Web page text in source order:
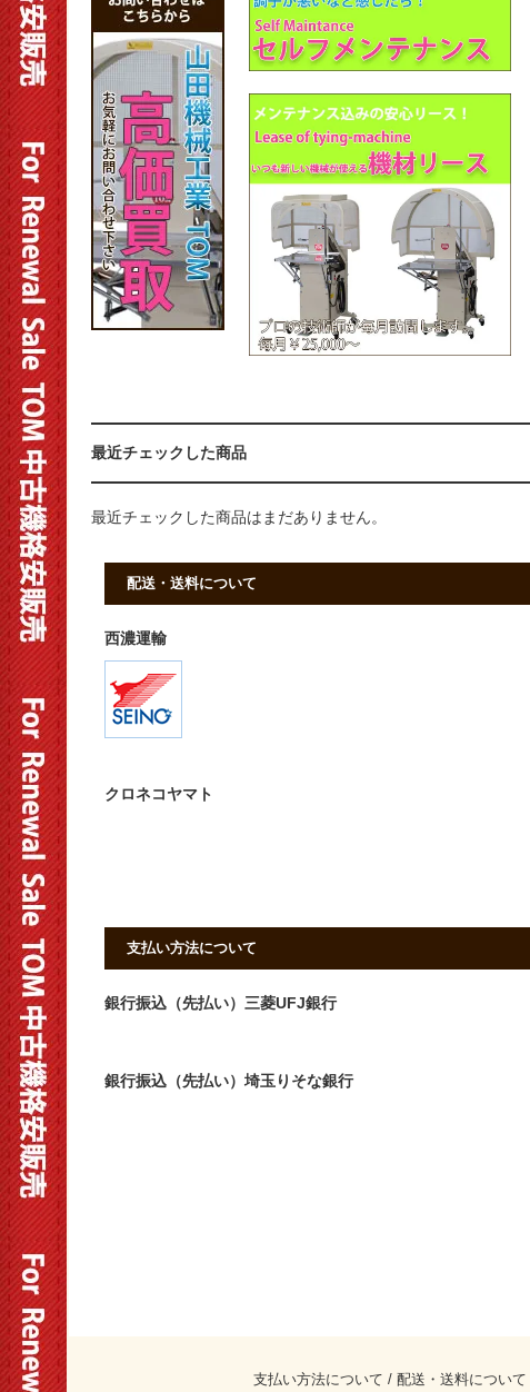
最近チェックした商品
最近チェックした商品はまだありません。
配送・送料について
西濃運輸
クロネコヤマト
支払い方法について
銀行振込（先払い）三菱UFJ銀行
銀行振込（先払い）埼玉りそな銀行
支払い方法について / 配送・送料について